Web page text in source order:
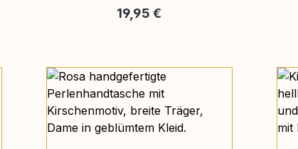
Regulärer Preis:
19,95 €